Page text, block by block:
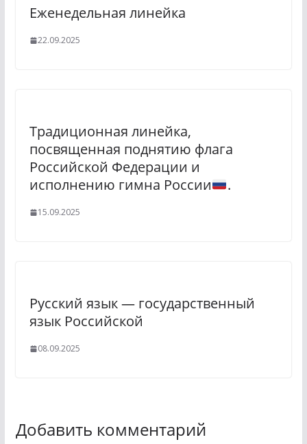
Eженедельная линейка
22.09.2025
Традиционная линейка,
посвященная поднятию флага
Российской Федерации и
исполнению гимна России
.
15.09.2025
Русский язык — государственный
язык Российской
08.09.2025
Добавить комментарий